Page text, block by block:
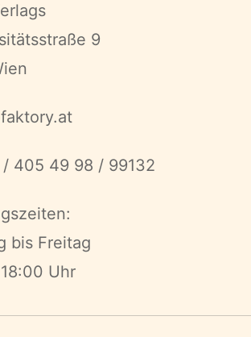
9
/ 405 49 98 / 99132
bis Freitag
Uhr